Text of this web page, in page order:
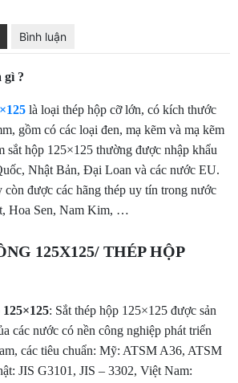
Bình luận
gì ?
là loại thép hộp cỡ lớn, có kích thước
gồm có các loại đen, mạ kẽm và mạ kẽm
sắt hộp 125×125 thường được nhập khẩu
Nhật Bản, Đại Loan và các nước EU.
còn được các hãng thép uy tín trong nước
Hoa Sen, Nam Kim, …
125X125/ THÉP HỘP
: Sắt thép hộp 125×125 được sản
các nước có nền công nghiệp phát triển
các tiêu chuẩn: Mỹ: ATSM A36, ATSM
JIS G3101, JIS – 3302, Việt Nam: